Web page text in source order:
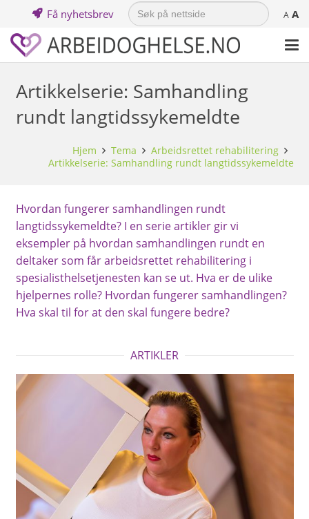
Få nyhetsbrev
Search
for: A A
Artikkelserie: Samhandling
rundt langtidssykemeldte
Hjem Tema
Arbeidsrettet rehabilitering
Artikkelserie: Samhandling rundt langtidssykemeldte
Hvordan fungerer samhandlingen rundt
langtidssykemeldte? I en serie artikler gir vi
eksempler på hvordan samhandlingen rundt en
deltaker som får arbeidsrettet rehabilitering i
spesialisthelsetjenesten kan se ut. Hva er de ulike
hjelpernes rolle? Hvordan fungerer samhandlingen?
Hva skal til for at den skal fungere bedre?
ARTIKLER